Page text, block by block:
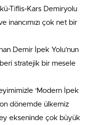
Tiflis-Kars Demiryolu
inancımızı çok net bir
Demir İpek Yolu’nun
stratejik bir mesele
‘Modern İpek
dönemde ülkemiz
ekseninde çok büyük